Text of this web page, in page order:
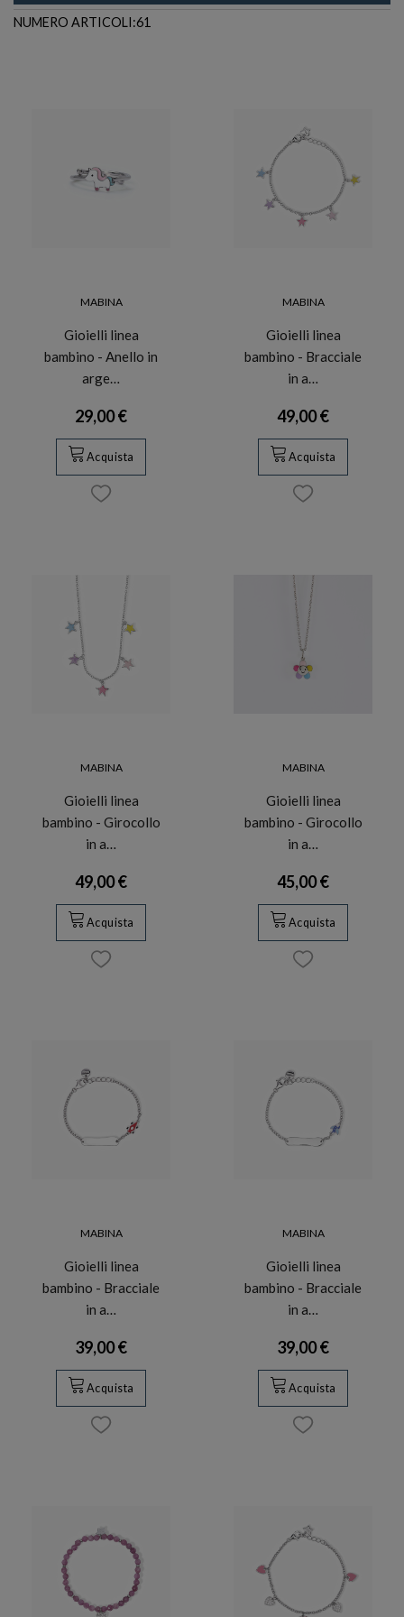
NUMERO ARTICOLI:61
MABINA
Gioielli linea
bambino - Anello in
arge…
29,00 €
Acquista
MABINA
Gioielli linea
bambino - Bracciale
in a…
49,00 €
Acquista
MABINA
Gioielli linea
bambino - Girocollo
in a…
49,00 €
Acquista
MABINA
Gioielli linea
bambino - Girocollo
in a…
45,00 €
Acquista
MABINA
Gioielli linea
bambino - Bracciale
in a…
39,00 €
Acquista
MABINA
Gioielli linea
bambino - Bracciale
in a…
39,00 €
Acquista